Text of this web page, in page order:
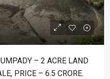
– 2 ACRE LAND
PRICE – 6.5 CRORE.